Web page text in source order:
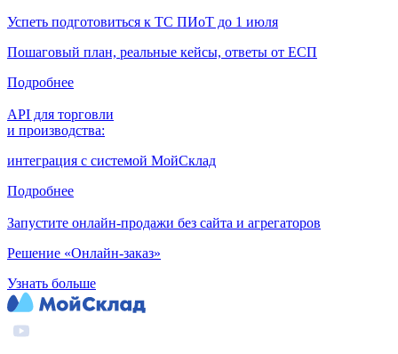
Успеть подготовиться к ТС ПИоТ до 1 июля
Пошаговый план, реальные кейсы, ответы от ЕСП
Подробнее
API для торговли
и производства:
интеграция с системой МойСклад
Подробнее
Запустите онлайн-продажи без сайта и агрегаторов
Решение «Онлайн-заказ»
Узнать больше